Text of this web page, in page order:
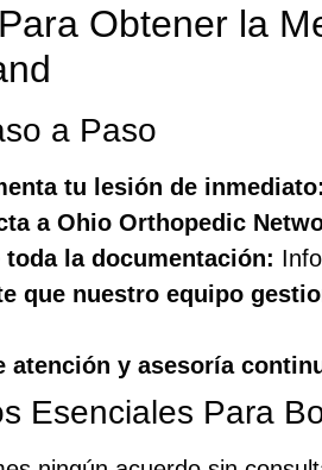
Obtener la
a Paso
tu lesión de inmediato:
a Ohio Orthopedic
toda la documentación:
que nuestro equipo
atención y asesoría
Esenciales Para